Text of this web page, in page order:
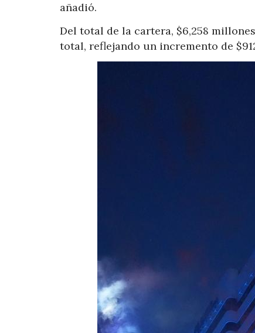
añadió.
Del total de la cartera, $6,258
total, reflejando un incremento de